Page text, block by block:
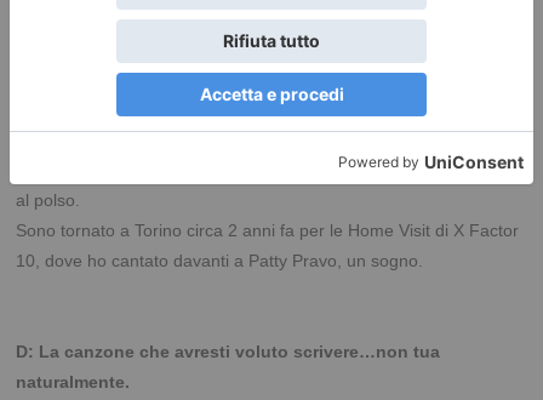
bus, non c’era nessuno per strada oltre a me e a qualche amico
distratto. “Diego canta qualcosa!”, mi appoggio al muro con
l’umore sotto i piedi tipico di quel periodo, pensando di suonare
quella vecchia chitarra sgangherata non mia e subito dopo
c’era più, ma da quel giorno è cambiato tutto e la moneta la porto
al polso.
Sono tornato a Torino circa 2 anni fa per le Home Visit di X Factor
10, dove ho cantato davanti a Patty Pravo, un sogno.
D: La canzone che avresti voluto scrivere…non tua
naturalmente.